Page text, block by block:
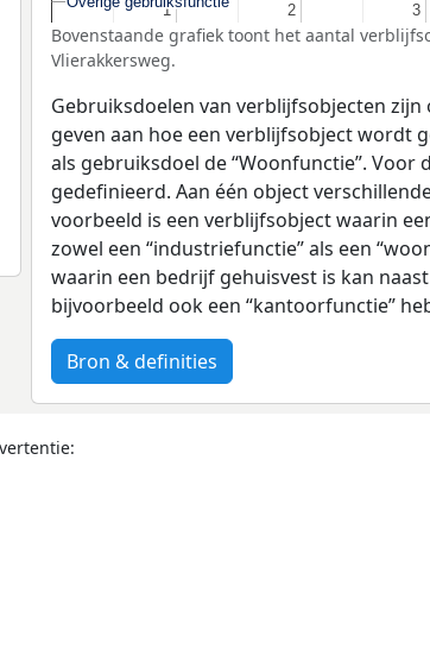
1
1 2
2 3
3
Bovenstaande grafiek toont het aantal
Vlierakkersweg.
Gebruiksdoelen van verblijfsobjecten zijn
geven aan hoe een verblijfsobject wordt
als gebruiksdoel de “Woonfunctie”.
gedefinieerd. Aan één object
voorbeeld is een verblijfsobject waarin
zowel een “industriefunctie” als een
waarin een bedrijf gehuisvest is kan
bijvoorbeeld ook een “kantoorfunctie”
Bron & definities